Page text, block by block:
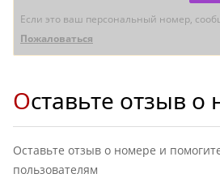
Если это ваш персональный номер,
Пожаловаться
Оставьте отзыв
Оставьте отзыв о номере и
пользователям